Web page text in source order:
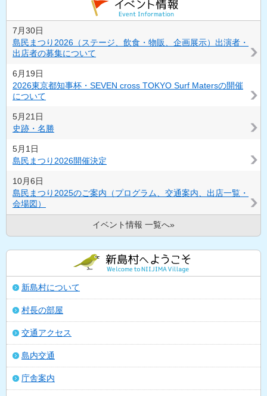
7月30日
島民まつり2026（ステージ、飲食・物販、企画展示）出演者・
出店者の募集について
6月19日
2026東京都知事杯・SEVEN cross TOKYO Surf Matersの開催
について
5月21日
史跡・名勝
5月1日
島民まつり2026開催決定
10月6日
島民まつり2025のご案内（プログラム、交通案内、出店一覧・
会場図）
イベント情報 一覧へ»
新島村について
村長の部屋
交通アクセス
島内交通
庁舎案内